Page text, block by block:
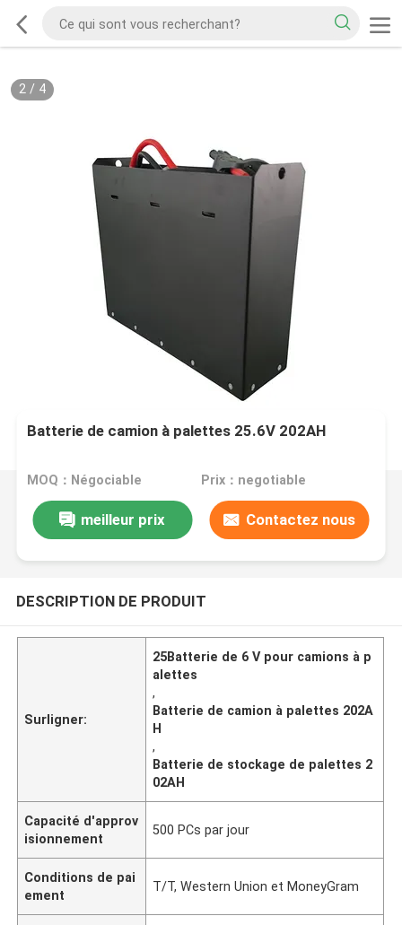
2/ 4
Batterie de camion à palettes 25.6V 202AH
MOQ：Négociable Prix：negotiable
meilleur prix Contactez nous
DESCRIPTION DE PRODUIT
Surligner:
25Batterie de 6 V pour camions à p
alettes
,
Batterie de camion à palettes 202A
H
,
Batterie de stockage de palettes 2
02AH
Capacité d'approv
isionnement
500 PCs par jour
Conditions de pai
ement
T/T, Western Union et MoneyGram